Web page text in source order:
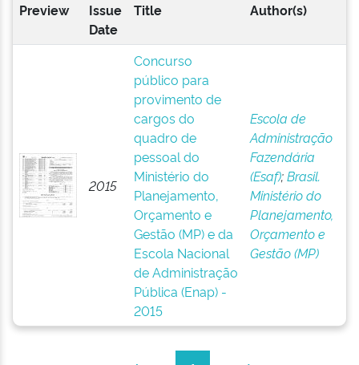
Preview
Issue
Date
Title Author(s)
2015
Concurso
público para
provimento de
cargos do
quadro de
pessoal do
Ministério do
Planejamento,
Orçamento e
Gestão (MP) e da
Escola Nacional
de Administração
Pública (Enap) -
2015
Escola de
Administração
Fazendária
(Esaf);Brasil.
Ministério do
Planejamento,
Orçamento e
Gestão (MP)